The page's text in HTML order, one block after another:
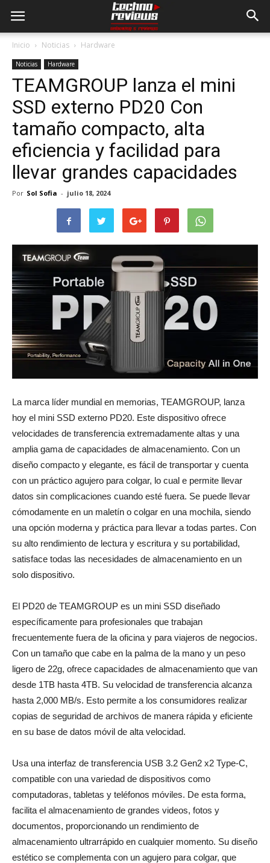
Inicio Noticias Hardware
Noticias Hardware
TEAMGROUP lanza el mini
SSD externo PD20 Con
tamaño compacto, alta
eficiencia y facilidad para
llevar grandes capacidades
Por Sol Sofia - julio 18, 2024
La marca líder mundial en memorias, TEAMGROUP, lanza
hoy el mini SSD externo PD20. Este dispositivo ofrece
velocidades de transferencia extremadamente altas y una
amplia gama de capacidades de almacenamiento. Con un
diseño compacto y elegante, es fácil de transportar y cuenta
con un práctico agujero para colgar, lo cual e permite llevar
datos sin complicaciones cuando esté fuera. Se puede llevar
cómodamente en un maletín o colgar en una mochila, siendo
una opción moderna y práctica para llevar a todas partes. Con
su alto rendimiento de lectura y escritura y su portabilidad,
satisface todas las necesidades de almacenamiento en un
solo dispositivo.
El PD20 de TEAMGROUP es un mini SSD diseñado
específicamente para profesionales que trabajan
frecuentemente fuera de la oficina y para viajeros de negocios.
Con un tamaño que cabe en la palma de la mano y un peso
ligero de 22g, ofrece capacidades de almacenamiento que van
desde 1TB hasta 4TB. Su velocidad de transferencia alcanza
hasta 2,000 MB/s. Esto permite a los consumidores realizar
copias de seguridad de archivos de manera rápida y eficiente
en su base de datos móvil de alta velocidad.
Usa una interfaz de transferencia USB 3.2 Gen2 x2 Type-C,
compatible con una variedad de dispositivos como
computadoras, tabletas y teléfonos móviles. De esta forma,
facilita el almacenamiento de grandes videos, fotos y
documentos, proporcionando un rendimiento de
almacenamiento ultrarrápido en cualquier momento. Su diseño
estético se complementa con un agujero para colgar, que